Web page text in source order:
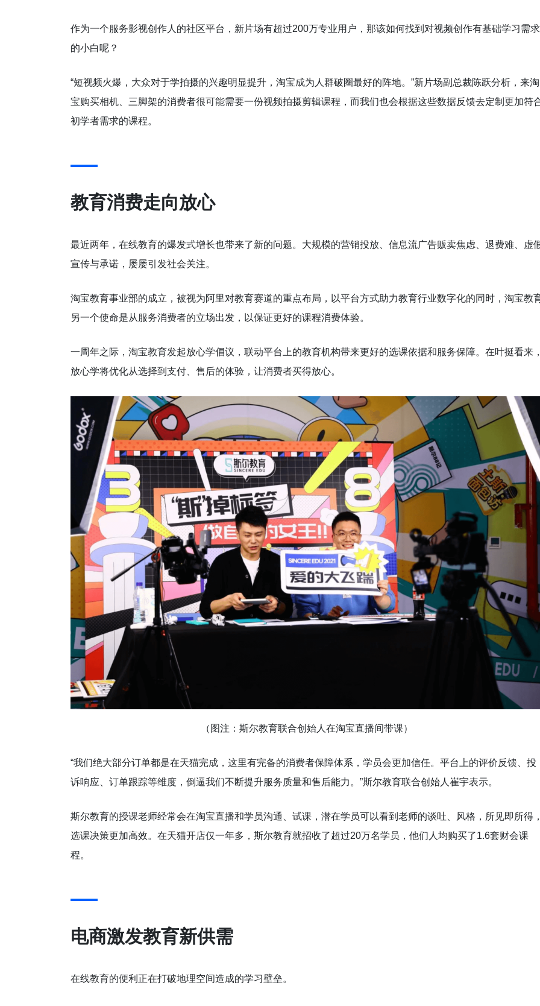
作为一个服务影视创作人的社区平台，新片场有超过200万专业用户，那该如何找到对视频创作有基础学习需求
的小白呢？
“短视频火爆，大众对于学拍摄的兴趣明显提升，淘宝成为人群破圈最好的阵地。”新片场副总裁陈跃分析，来淘
宝购买相机、三脚架的消费者很可能需要一份视频拍摄剪辑课程，而我们也会根据这些数据反馈去定制更加符
初学者需求的课程。
教育消费走向放心
最近两年，在线教育的爆发式增长也带来了新的问题。大规模的营销投放、信息流广告贩卖焦虑、退费难、虚
宣传与承诺，屡屡引发社会关注。
淘宝教育事业部的成立，被视为阿里对教育赛道的重点布局，以平台方式助力教育行业数字化的同时，淘宝教
另一个使命是从服务消费者的立场出发，以保证更好的课程消费体验。
一周年之际，淘宝教育发起放心学倡议，联动平台上的教育机构带来更好的选课依据和服务保障。在叶挺看来，
放心学将优化从选择到支付、售后的体验，让消费者买得放心。
（图注：斯尔教育联合创始人在淘宝直播间带课）
“我们绝大部分订单都是在天猫完成，这里有完备的消费者保障体系，学员会更加信任。平台上的评价反馈、投
诉响应、订单跟踪等维度，倒逼我们不断提升服务质量和售后能力。”斯尔教育联合创始人崔宇表示。
斯尔教育的授课老师经常会在淘宝直播和学员沟通、试课，潜在学员可以看到老师的谈吐、风格，所见即所得，
选课决策更加高效。在天猫开店仅一年多，斯尔教育就招收了超过20万名学员，他们人均购买了1.6套财会课
程。
电商激发教育新供需
在线教育的便利正在打破地理空间造成的学习壁垒。